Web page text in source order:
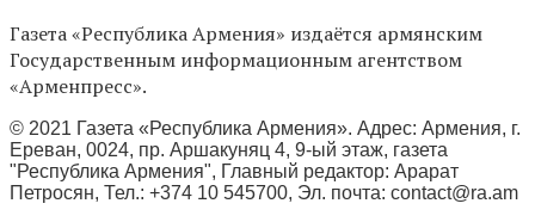
Газета «Республика Армения» издаётся армянским
Государственным информационным агентством
«Арменпресс».
© 2021 Газета «Республика Армения». Адрес: Армения, г.
Ереван, 0024, пр. Аршакуняц 4, 9-ый этаж, газета
"Республика Армения", Главный редактор: Арарат
Петросян, Тел.: +374 10 545700, Эл. почта: contact@ra.am